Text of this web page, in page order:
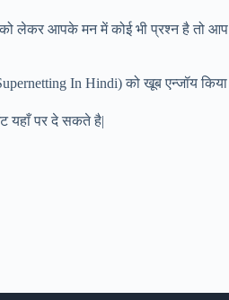
लेकर आपके मन में कोई भी प्रश्न है तो
In Hindi) को खूब एन्जॉय किया
यहाँ पर दे सकते है|